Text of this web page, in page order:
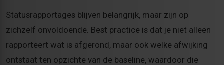
Statusrapportages blijven belangrijk, maar zijn op
zichzelf onvoldoende. Best practice is dat je niet alleen
rapporteert wat is afgerond, maar ook welke afwijking
ontstaat ten opzichte van de baseline, waardoor die